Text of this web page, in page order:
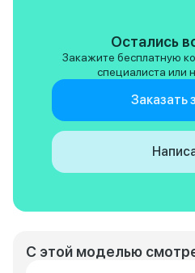
С этой моделью
Остались
Закажите бесплатную
специалиста или
Заказать